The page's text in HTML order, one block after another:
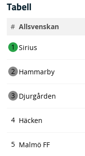
Tabell
# Allsvenskan
1 Sirius
2 Hammarby
3 Djurgården
4 Häcken
5 Malmö FF